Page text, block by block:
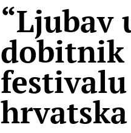
“Ljubav
dobitnik